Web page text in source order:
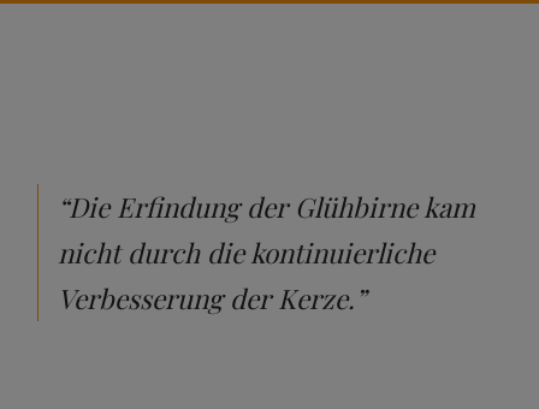
“Die Erfindung der Glühbirne kam
nicht durch die kontinuierliche
Verbesserung der Kerze.”